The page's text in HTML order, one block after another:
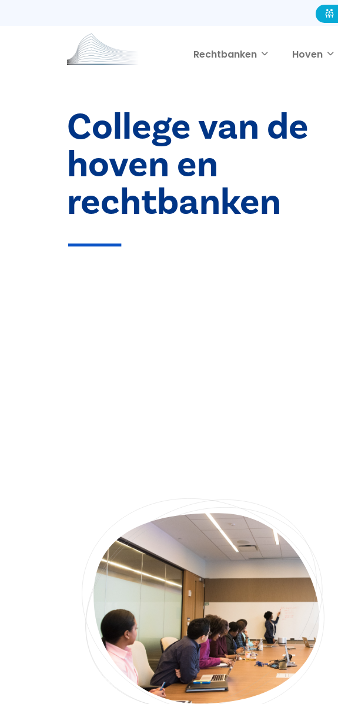
Rechtbanken Hoven
College van de
hoven en
rechtbanken